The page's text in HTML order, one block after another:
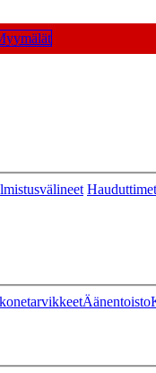
Äänentoisto